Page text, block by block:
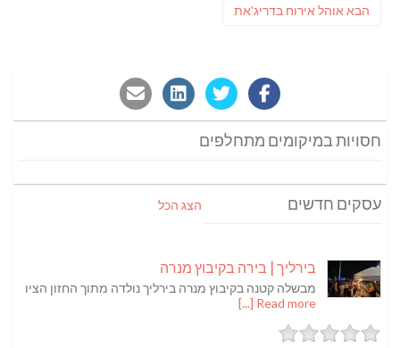
הבא פוסט
אוהל אירוח בדריג'את
חסויות במיקומים מתחלפים
עסקים חדשים הצג הכל
בירליך | בירה בקיבוץ מנרה
מבשלה קטנה בקיבוץ מנרה בירליך נולדה מתוך החזון הציו
Read more [...]